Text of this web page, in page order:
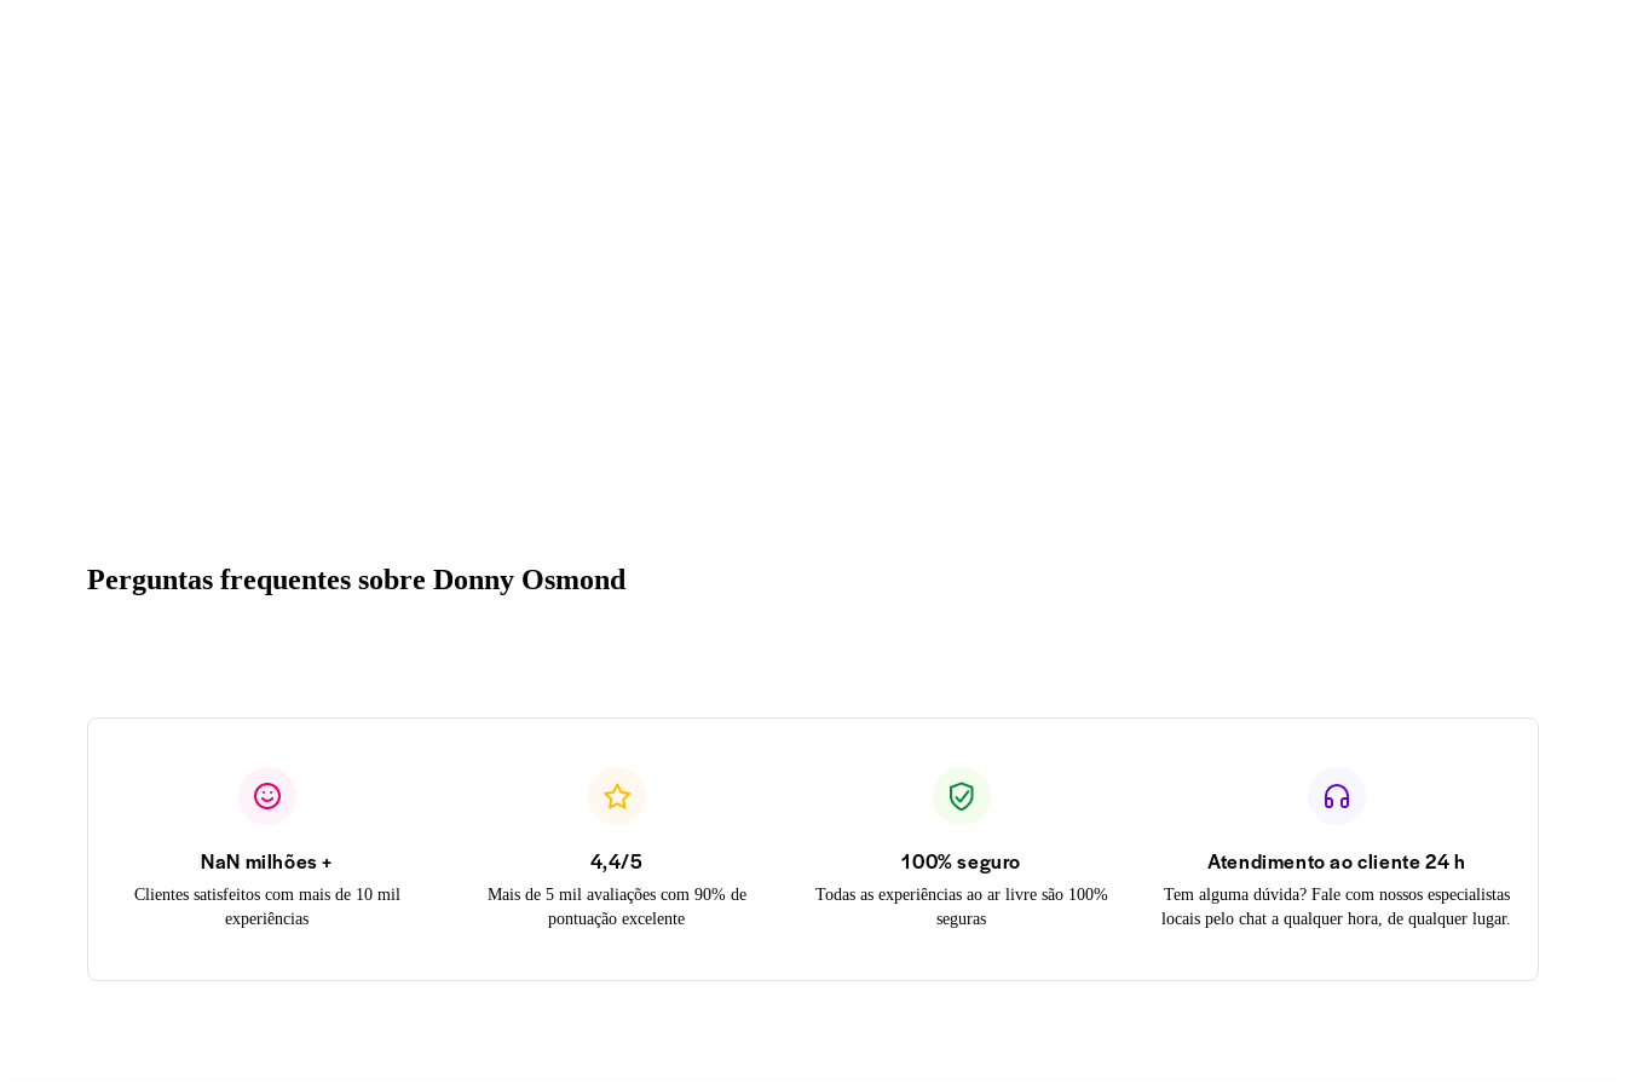
Perguntas frequentes sobre Donny Osmond
NaN milhões +
Clientes satisfeitos com mais de 10 mil
experiências
4,4/5
Mais de 5 mil avaliações com 90% de
pontuação excelente
100% seguro
Todas as experiências ao ar livre são 100%
seguras
Atendimento ao cliente 24 h
Tem alguma dúvida? Fale com nossos especialistas
locais pelo chat a qualquer hora, de qualquer lugar.